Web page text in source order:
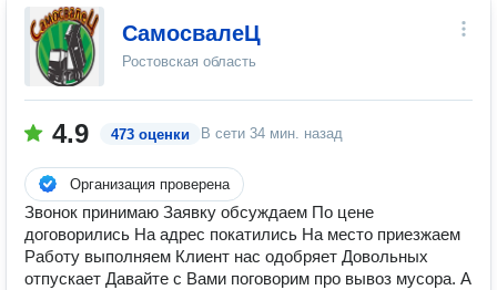
СамосвалеЦ
Ростовская область
4.9 473 оценки В сети 34 мин. назад
Организация проверена
Звонок принимаю Заявку обсуждаем По цене
договорились На адрес покатились На место приезжаем
Работу выполняем Клиент нас одобряет Довольных
отпускает Давайте с Вами поговорим про вывоз мусора. А